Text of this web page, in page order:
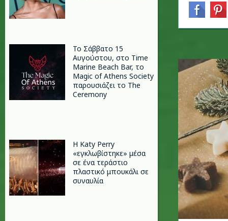
Το Σάββατο 15
Αυγούστου, στο Time
Marine Beach Bar, το
Magic of Athens Society
παρουσιάζει το The
Ceremony
H Katy Perry
«εγκλωβίστηκε» μέσα
σε ένα τεράστιο
πλαστικό μπουκάλι σε
συναυλία